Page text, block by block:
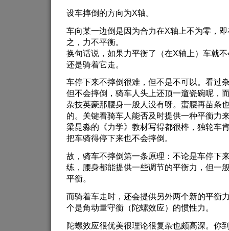
设车摔倒的方向为X轴。
车向某一边倒是因为合力在X轴上不为零，
之，力不平衡。
换句话说，如果力平衡了（在X轴上）车就
还是骑着它走。
车停下来不摔倒很难，但不是不可以。看过
但不会摔倒，骑车人头上还顶一遛瓷碗呢，
杂技英豪那腰身一般人没有呀。蛮腰再苗条
的。关键看骑车人能否及时提供一种平衡力
梁昆淼的《力学》教材写得都很棒，独轮车
把车骑得停下来也不会摔倒。
故，骑车不摔倒第一条原理：不论是车停下
练，腰身都能提供一些调节的平衡力，但一
平衡。
而骑着车走时，还会提供另外两个新的平衡
个是角动量守衡（陀螺效应）的惯性力。
陀螺效应很优美很理论很复杂也颇高深。你